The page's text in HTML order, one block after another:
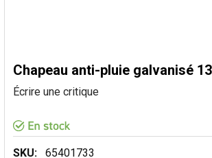
Chapeau anti-pluie galvanisé
Écrire une critique
SKU: 65401733